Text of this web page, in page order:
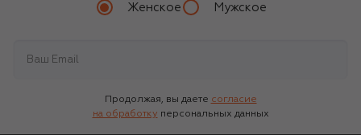
Женское Мужское
Продолжая, вы даете согласие
на обработку персональных данных